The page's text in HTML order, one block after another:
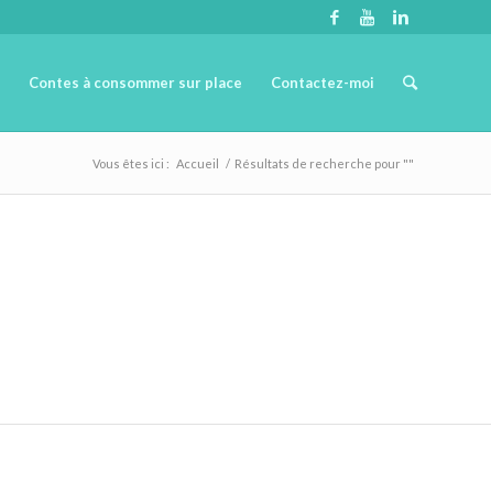
Contes à consommer sur place Contactez-moi
Vous êtes ici : Accueil / Résultats de recherche pour ""